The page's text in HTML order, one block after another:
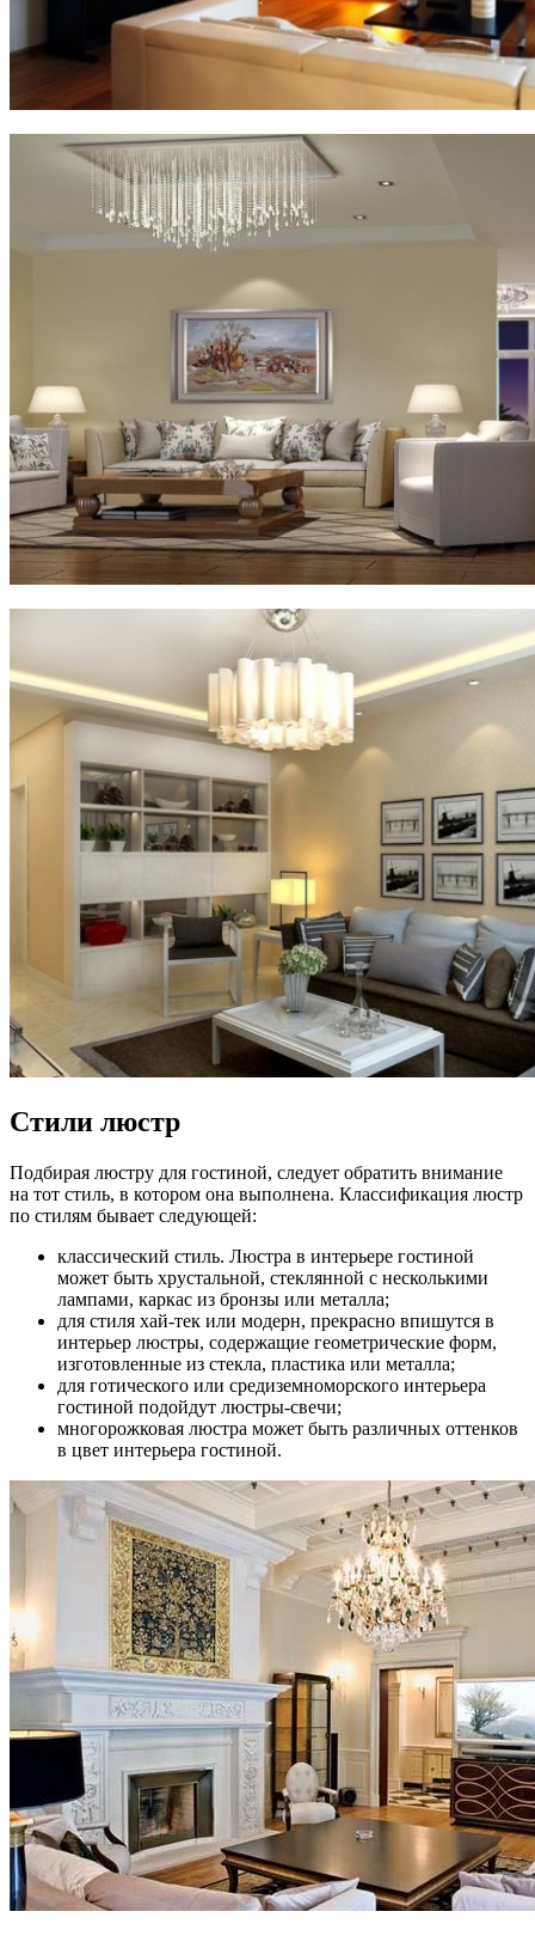
Стили люстр
Подбирая люстру для гостиной, следует обратить внимание
на тот стиль, в котором она выполнена. Классификация люстр
по стилям бывает следующей:
классический стиль. Люстра в интерьере гостиной
может быть хрустальной, стеклянной с несколькими
лампами, каркас из бронзы или металла;
для стиля хай-тек или модерн, прекрасно впишутся в
интерьер люстры, содержащие геометрические форм,
изготовленные из стекла, пластика или металла;
для готического или средиземноморского интерьера
гостиной подойдут люстры-свечи;
многорожковая люстра может быть различных оттенков
в цвет интерьера гостиной.